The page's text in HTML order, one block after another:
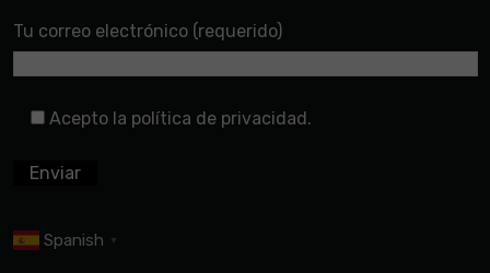
Tu correo electrónico (requerido)
Acepto la política de privacidad.
Spanish ▼